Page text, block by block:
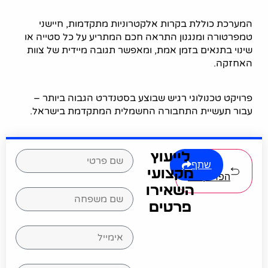
המערכת כוללת בקרות אלקטרוניות מתקדמות, חיישני
טמפרטורה ומנגנון התראה חכם המתריע על כל סטייה או
שינוי בתנאים בזמן אמת, ומאפשר תגובה מיידית של צוות
האחזקה.
פרויקט טכנולוגי רגיש שבוצע בסטנדרט הגבוה ביותר –
עבור תעשיית התחבורה החשמלית המתקדמת בישראל.
לכל
הפרויקטים
שתף
לייעוץ
מקצועי
השאירו
פרטים